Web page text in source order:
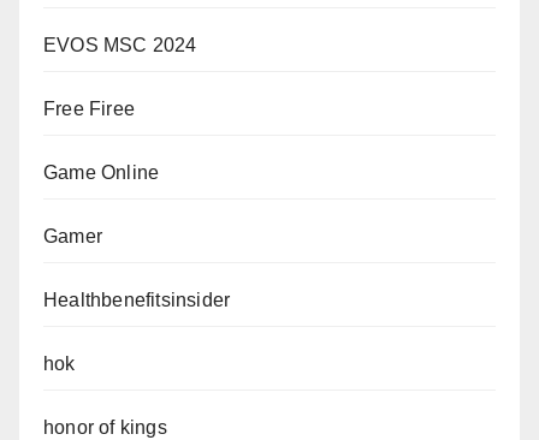
EVOS MSC 2024
Free Firee
Game Online
Gamer
Healthbenefitsinsider
hok
honor of kings